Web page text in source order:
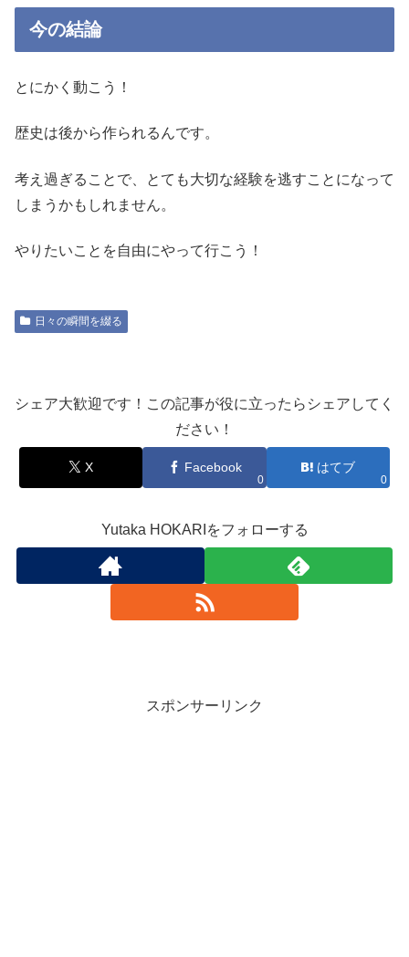
今の結論
とにかく動こう！
歴史は後から作られるんです。
考え過ぎることで、とても大切な経験を逃すことになって
しまうかもしれません。
やりたいことを自由にやって行こう！
日々の瞬間を綴る
シェア大歓迎です！この記事が役に立ったらシェアしてく
ださい！
X Facebook
0
はてブ
0
Yutaka HOKARIをフォローする
スポンサーリンク